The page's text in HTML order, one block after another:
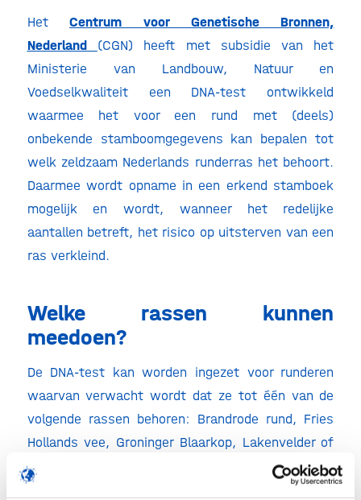
HetCentrum voor Genetische Bronnen,
Nederland
(CGN) heeft met subsidie van het
Ministerie van Landbouw, Natuur en
Voedselkwaliteit een DNA-test ontwikkeld
waarmee het voor een rund met (deels)
onbekende stamboomgegevens kan bepalen tot
welk zeldzaam Nederlands runderras het behoort.
Daarmee wordt opname in een erkend stamboek
mogelijk en wordt, wanneer het redelijke
aantallen betreft, het risico op uitsterven van een
ras verkleind.
Welke rassen kunnen
meedoen?
De DNA-test kan worden ingezet voor runderen
waarvan verwacht wordt dat ze tot één van de
volgende rassen behoren: Brandrode rund, Fries
Hollands vee, Groninger Blaarkop, Lakenvelder of
Roodbont Fries vee. Runderen met de kleurslag
Witrik kunnen worden getest wanneer de